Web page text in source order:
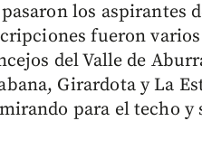
los aspirantes
fueron
del Valle de
Girardota y La
para el techo y